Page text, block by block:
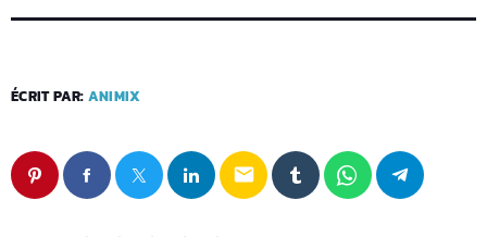
ÉCRIT PAR: ANIMIX
email